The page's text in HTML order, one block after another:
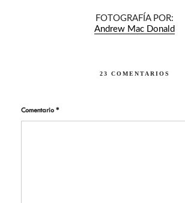
FOTOGRAFÍA POR:
Andrew Mac Donald
23 COMENTARIOS
Comentario *